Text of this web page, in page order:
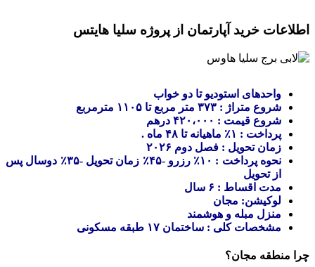
اطلاعات خرید آپارتمان از پروژه سلیا هایتس
واحدهای استودیو تا دو خواب
شروع متراژ : ۳۷۳ متر مربع تا ۱۱۰۵ مترمربع
شروع قیمت : ۴۲۰،۰۰۰ درهم
پرداخت : ۱٪ ماهیانه تا ۴۸ ماه .
زمان تحویل : فصل دوم ۲۰۲۶
نحوه پرداخت : ۱۰٪ رزرو -۴۵٪ زمان تحویل -۳۵٪ دوسال پس
از تحویل
مدت اقساط : ۶ سال
لوکیشن: مجان
منزل مبله و هوشمند
مشخصات کلی : ساختمان ۱۷ طبقه مسکونی
چرا منطقه مجان؟